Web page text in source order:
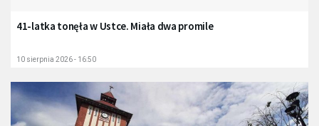
41-latka tonęła w Ustce. Miała dwa promile
10 sierpnia 2026 - 16:50